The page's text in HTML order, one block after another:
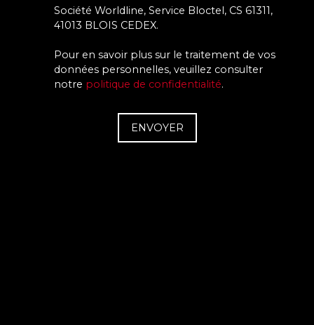
Société Worldline, Service Bloctel, CS 61311,
41013 BLOIS CEDEX.
Pour en savoir plus sur le traitement de vos
données personnelles, veuillez consulter
notre politique de confidentialité.
ENVOYER